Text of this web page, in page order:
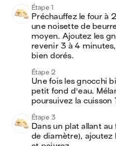
Étape 1
Préchauffez le four à
une noisette de
moyen. Ajoutez les
revenir 3 à 4
bien dorés.
Étape 2
Une fois les gnocchi
petit fond d'eau.
poursuivez la cuisson
Étape 3
Dans un plat allant
de diamètre), ajoutez